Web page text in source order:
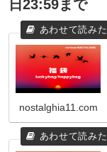
日23:59まで
nostalghia11.com